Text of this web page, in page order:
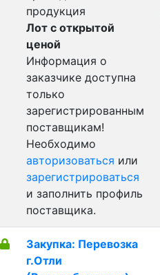
продукция
Лот с открытой
ценой
Информация о
заказчике доступна
только
зарегистрированным
поставщикам!
Необходимо
авторизоваться или
зарегистрироваться
и заполнить профиль
поставщика.
Закупка: Перевозка
г.Отли